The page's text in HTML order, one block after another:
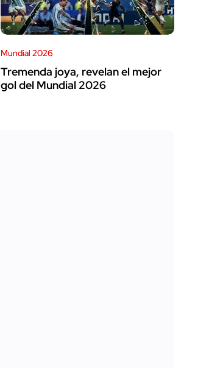
Mundial 2026
Tremenda joya, revelan el mejor
gol del Mundial 2026